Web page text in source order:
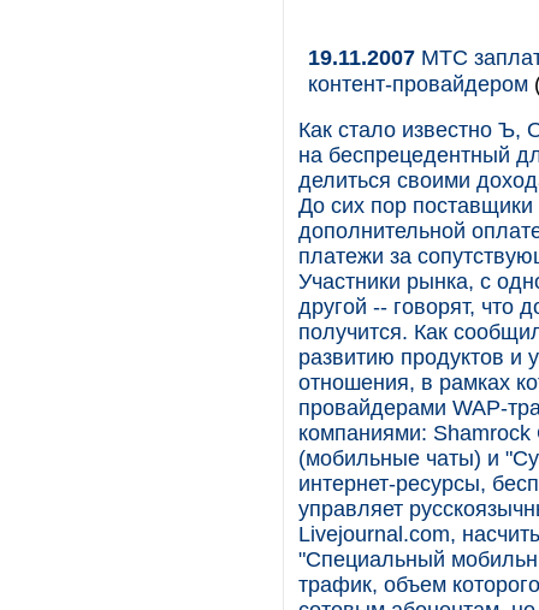
19.11.2007 МТС
контент-провайдером
Как стало известно
на беспрецедентный
делиться своими
До сих пор
дополнительной
платежи за
Участники рынка, с
другой -- говорят, что
получится. Как
развитию продуктов и
отношения, в рамках
провайдерами WAP-
компаниями:
(мобильные чаты) и
интернет-ресурсы,
управляет
Livejournal.com,
"Специальный
трафик, объем